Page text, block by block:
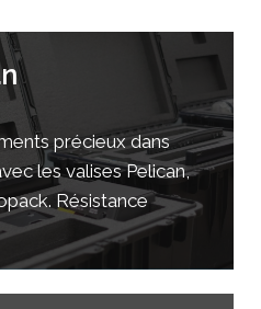
précieux dans
les valises Pelican,
Résistance